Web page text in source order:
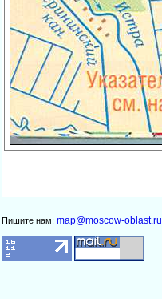
Пишите нам: map@moscow-oblast.ru